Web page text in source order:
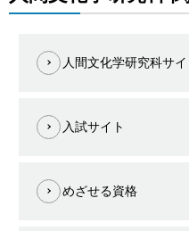
人間文化学研究科サイ
入試サイト
めざせる資格